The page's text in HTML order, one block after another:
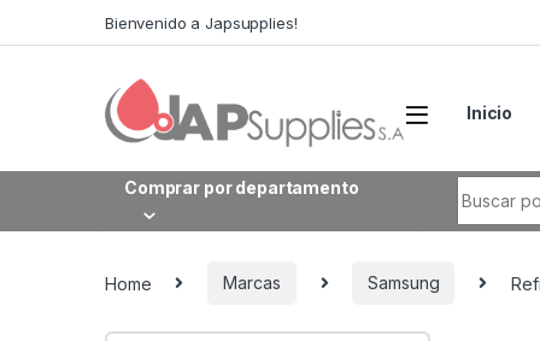
Bienvenido a Japsupplies!
Inicio
Comprar por departamento
Home Marcas Samsung